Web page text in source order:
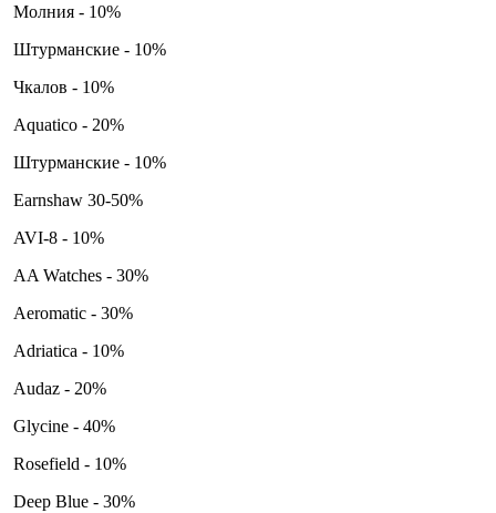
Молния - 10%
Штурманские - 10%
Чкалов - 10%
Aquatico - 20%
Штурманские - 10%
Earnshaw 30-50%
AVI-8 - 10%
AA Watches - 30%
Aeromatic - 30%
Adriatica - 10%
Audaz - 20%
Glycine - 40%
Rosefield - 10%
Deep Blue - 30%